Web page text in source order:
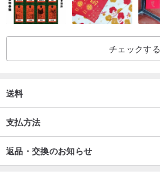
チェックする
送料
支払方法
返品・交換のお知らせ